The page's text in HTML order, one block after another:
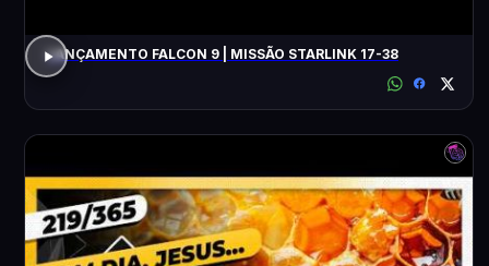
LANÇAMENTO FALCON 9 | MISSÃO STARLINK 17-38